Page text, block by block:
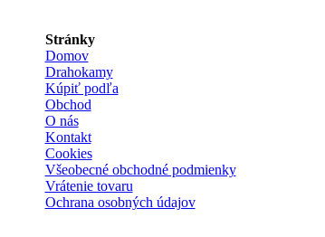
Stránky
Domov
Drahokamy
Kúpiť podľa
Obchod
O nás
Kontakt
Cookies
Všeobecné obchodné podmienky
Vrátenie tovaru
Ochrana osobných údajov